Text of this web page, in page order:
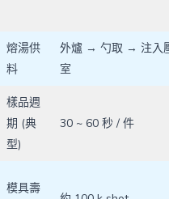
熔湯供
料
外爐 → 勺取 → 注入
室
樣品週
期 (典
型)
30 ~ 60 秒 / 件
模具壽